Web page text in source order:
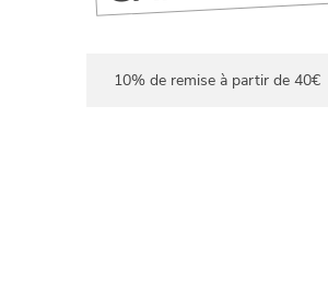
10% de remise à partir de 40€